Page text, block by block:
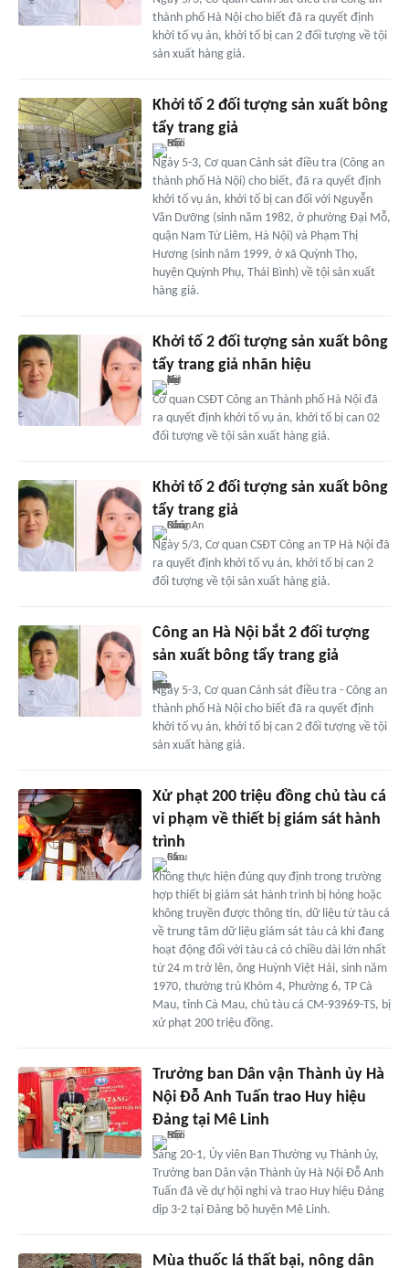
thành phố Hà Nội cho biết đã ra quyết định
khởi tố vụ án, khởi tố bị can 2 đối tượng về tội
sản xuất hàng giả.
Khởi tố 2 đối tượng sản xuất bông
tẩy trang giả
Ngày 5-3, Cơ quan Cảnh sát điều tra (Công an
thành phố Hà Nội) cho biết, đã ra quyết định
khởi tố vụ án, khởi tố bị can đối với Nguyễn
Văn Dưỡng (sinh năm 1982, ở phường Đại Mỗ,
quận Nam Từ Liêm, Hà Nội) và Phạm Thị
Hương (sinh năm 1999, ở xã Quỳnh Thọ,
huyện Quỳnh Phụ, Thái Bình) về tội sản xuất
hàng giả.
Khởi tố 2 đối tượng sản xuất bông
tẩy trang giả nhãn hiệu
Cơ quan CSĐT Công an Thành phố Hà Nội đã
ra quyết định khởi tố vụ án, khởi tố bị can 02
đối tượng về tội sản xuất hàng giả.
Khởi tố 2 đối tượng sản xuất bông
tẩy trang giả
Ngày 5/3, Cơ quan CSĐT Công an TP Hà Nội đã
ra quyết định khởi tố vụ án, khởi tố bị can 2
đối tượng về tội sản xuất hàng giả.
Công an Hà Nội bắt 2 đối tượng
sản xuất bông tẩy trang giả
Ngày 5-3, Cơ quan Cảnh sát điều tra - Công an
thành phố Hà Nội cho biết đã ra quyết định
khởi tố vụ án, khởi tố bị can 2 đối tượng về tội
sản xuất hàng giả.
Xử phạt 200 triệu đồng chủ tàu cá
vi phạm về thiết bị giám sát hành
trình
Không thực hiện đúng quy định trong trường
hợp thiết bị giám sát hành trình bị hỏng hoặc
không truyền được thông tin, dữ liệu từ tàu cá
về trung tâm dữ liệu giám sát tàu cá khi đang
hoạt động đối với tàu cá có chiều dài lớn nhất
từ 24 m trở lên, ông Huỳnh Việt Hải, sinh năm
1970, thường trú Khóm 4, Phường 6, TP Cà
Mau, tỉnh Cà Mau, chủ tàu cá CM-93969-TS, bị
xử phạt 200 triệu đồng.
Trưởng ban Dân vận Thành ủy Hà
Nội Đỗ Anh Tuấn trao Huy hiệu
Đảng tại Mê Linh
Sáng 20-1, Ủy viên Ban Thường vụ Thành ủy,
Trưởng ban Dân vận Thành ủy Hà Nội Đỗ Anh
Tuấn đã về dự hội nghị và trao Huy hiệu Đảng
dịp 3-2 tại Đảng bộ huyện Mê Linh.
Mùa thuốc lá thất bại, nông dân